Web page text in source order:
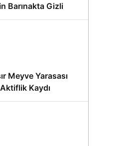
Barınakta Gizli
Proje
Meyve Yarasası
Kaydı